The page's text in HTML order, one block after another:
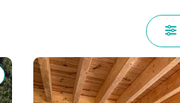
Écolieu la gataudière
ressourcer, apprendre et